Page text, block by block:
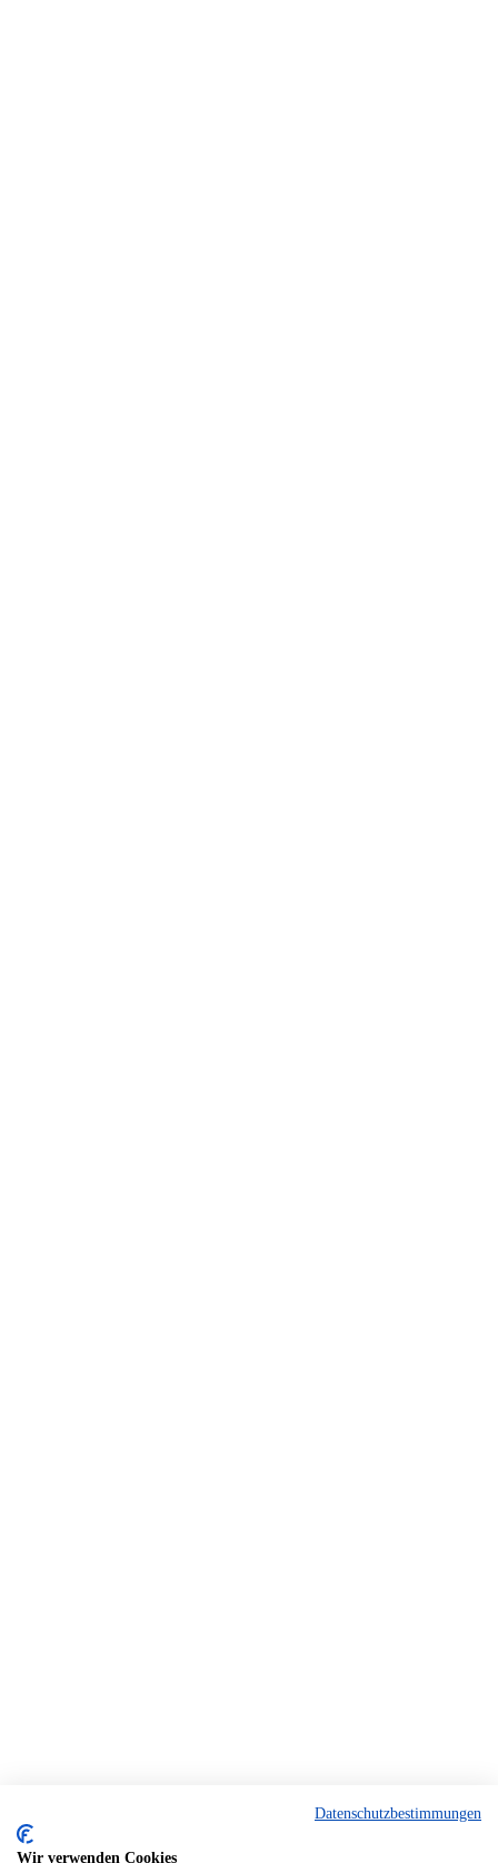
Datenschutzbestimmungen
Wir verwenden Cookies